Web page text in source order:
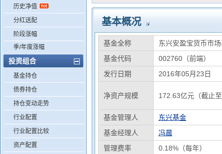
历史净值
分红送配
阶段涨幅
季/年度涨幅
投资组合
基金持仓
债券持仓
持仓变动走势
行业配置
行业配置比较
资产配置
基本概况
基金全称
东兴安盈宝货币市
基金代码
002760（前端）
发行日期
2016年05月23日
净资产规模 172.63亿元（截止
基金管理人
东兴基金
基金经理人
冯晨
管理费率
0.18%（每年）